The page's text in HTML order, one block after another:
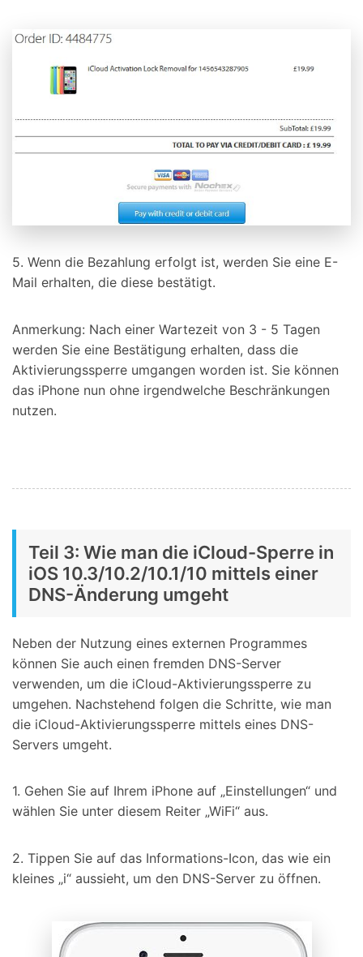
5. Wenn die Bezahlung erfolgt ist, werden Sie eine E-
Mail erhalten, die diese bestätigt.
Anmerkung: Nach einer Wartezeit von 3 - 5 Tagen
werden Sie eine Bestätigung erhalten, dass die
Aktivierungssperre umgangen worden ist. Sie können
das iPhone nun ohne irgendwelche Beschränkungen
nutzen.
Teil 3: Wie man die iCloud-Sperre in
iOS 10.3/10.2/10.1/10 mittels einer
DNS-Änderung umgeht
Neben der Nutzung eines externen Programmes
können Sie auch einen fremden DNS-Server
verwenden, um die iCloud-Aktivierungssperre zu
umgehen. Nachstehend folgen die Schritte, wie man
die iCloud-Aktivierungssperre mittels eines DNS-
Servers umgeht.
1. Gehen Sie auf Ihrem iPhone auf „Einstellungen“ und
wählen Sie unter diesem Reiter „WiFi“ aus.
2. Tippen Sie auf das Informations-Icon, das wie ein
kleines „i“ aussieht, um den DNS-Server zu öffnen.